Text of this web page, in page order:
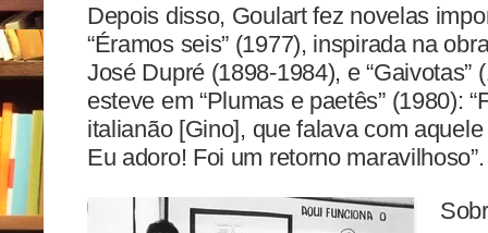
Depois disso, Goulart fez novelas
“Éramos seis” (1977), inspirada na
José Dupré (1898-1984), e “Gaivotas”
esteve em “Plumas e paetês” (1980):
italianão [Gino], que falava com
Eu adoro! Foi um retorno maravilhoso”.